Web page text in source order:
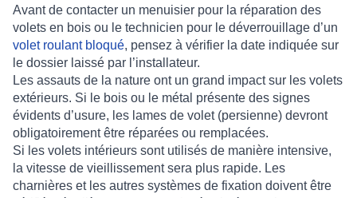
Avant de contacter un menuisier pour la réparation des
volets en bois ou le technicien pour le déverrouillage d’un
volet roulant bloqué, pensez à vérifier la date indiquée sur
le dossier laissé par l’installateur.
Les assauts de la nature ont un grand impact sur les volets
extérieurs. Si le bois ou le métal présente des signes
évidents d’usure, les lames de volet (persienne) devront
obligatoirement être réparées ou remplacées.
Si les volets intérieurs sont utilisés de manière intensive,
la vitesse de vieillissement sera plus rapide. Les
charnières et les autres systèmes de fixation doivent être